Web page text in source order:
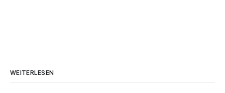
WEITERLESEN